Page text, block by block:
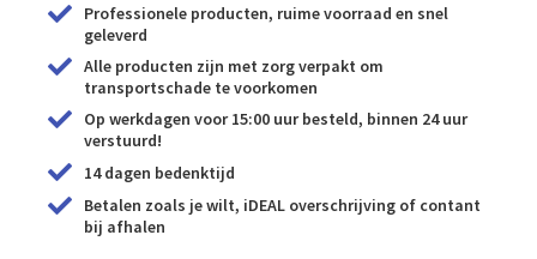
Professionele producten, ruime voorraad en snel
geleverd
Alle producten zijn met zorg verpakt om
transportschade te voorkomen
Op werkdagen voor 15:00 uur besteld, binnen 24 uur
verstuurd!
14 dagen bedenktijd
Betalen zoals je wilt, iDEAL overschrijving of contant
bij afhalen